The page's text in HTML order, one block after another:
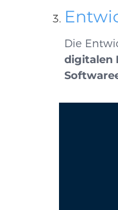
Die
digitalen